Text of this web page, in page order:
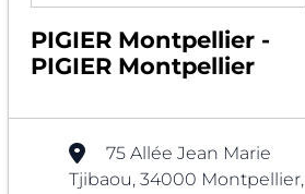
PIGIER Montpellier -
PIGIER Montpellier
75 Allée Jean Marie
Tjibaou, 34000 Montpellier,